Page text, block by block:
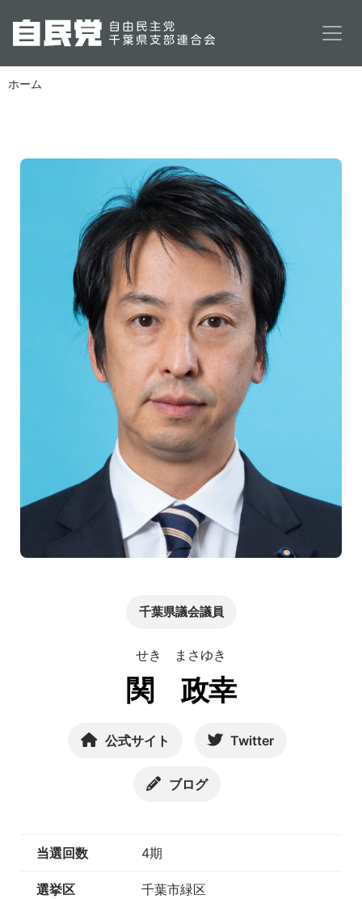
ホーム
千葉県議会議員
せき まさゆき
関 政幸
公式サイト Twitter
ブログ
当選回数 4期
選挙区 千葉市緑区